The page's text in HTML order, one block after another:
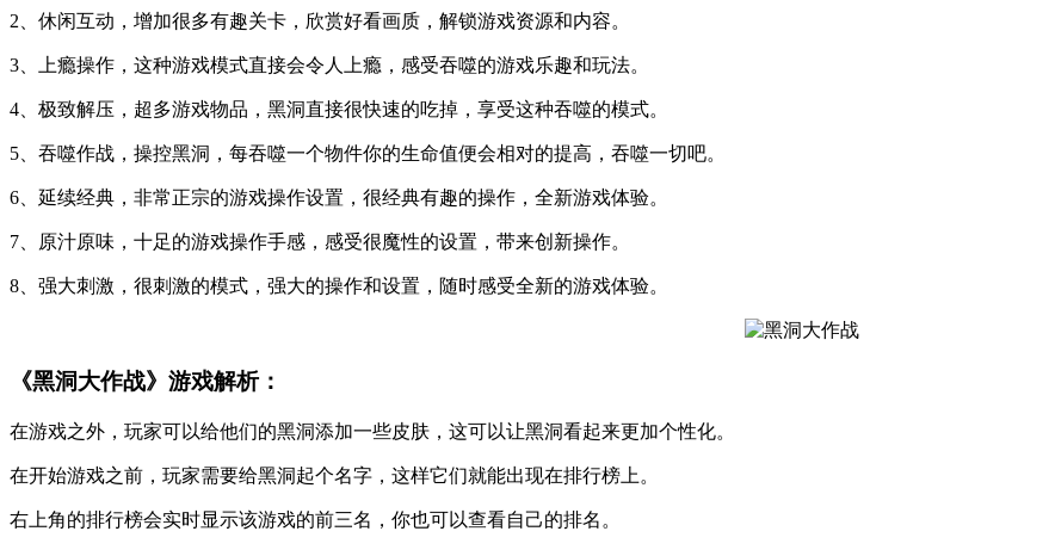
2、休闲互动，增加很多有趣关卡，欣赏好看画质，解锁游戏资源和内容。
3、上瘾操作，这种游戏模式直接会令人上瘾，感受吞噬的游戏乐趣和玩法。
4、极致解压，超多游戏物品，黑洞直接很快速的吃掉，享受这种吞噬的模式。
5、吞噬作战，操控黑洞，每吞噬一个物件你的生命值便会相对的提高，吞噬一切吧。
6、延续经典，非常正宗的游戏操作设置，很经典有趣的操作，全新游戏体验。
7、原汁原味，十足的游戏操作手感，感受很魔性的设置，带来创新操作。
8、强大刺激，很刺激的模式，强大的操作和设置，随时感受全新的游戏体验。
《黑洞大作战》游戏解析：
在游戏之外，玩家可以给他们的黑洞添加一些皮肤，这可以让黑洞看起来更加个性化。
在开始游戏之前，玩家需要给黑洞起个名字，这样它们就能出现在排行榜上。
右上角的排行榜会实时显示该游戏的前三名，你也可以查看自己的排名。